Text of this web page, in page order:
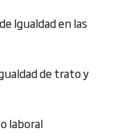
Igualdad en las
de trato y
laboral